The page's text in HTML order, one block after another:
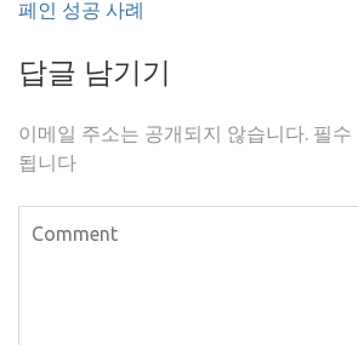
색
페인 성공 사례
답글 남기기
이메일 주소는 공개되지 않습니다. 필수
됩니다